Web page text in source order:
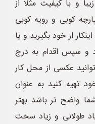
3 یا 4 عکس زیبا و با کیفیت مثلا از
کوبی و رویه کوبی
از خود بگیرید و یا
و سپس اقدام به درج
عکسی از محل کار
تهیه کنید به عنوان
واضح تر باشد بهتر
طولانی و زیاد سخت